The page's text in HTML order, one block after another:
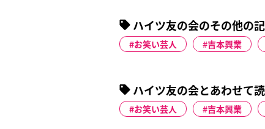
の西野（
度か話し
ハイツ友の会のその他の
お笑い芸人 吉本興業
ハイツ友の会とあわせて
お笑い芸人 吉本興業